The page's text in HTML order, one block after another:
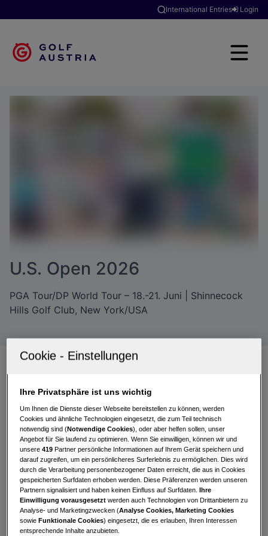
International Entries Login
U.S. Open 2026
PGA Tour/DP World Tour – 18.-21. Juni | Shinnecock
Hills Golf Club, New York/USA
Straka am Wochenende nicht
dabei
Auch dieUS Open 2026 verliefen für Österreichs
Sepp Strakanicht nach Wunsch. Wie bereits im
Vorjahr verpasste der Wiener den Cut, wenn auch
nur denkbar knapp.
In der ersten Rundefand Straka zunächst keinen
Rhythmus und lag nach 13 gespielten Löchern
bereits fünf Schläge über Par. Mit drei Birdies auf
Ihre Privatsphäre ist uns wichtig
Um Ihnen die Dienste dieser Webseite bereitstellen zu können, werden
Cookies und ähnliche Technologien eingesetzt, die zum Teil technisch
notwendig sind (Notwendige Cookies), oder aber helfen sollen, unser
Angebot für Sie laufend zu optimieren. Wenn Sie einwilligen, können wir und
unsere419 Partner persönliche Informationen auf Ihrem Gerät speichern und
darauf zugreifen, um ein persönlicheres Surferlebnis zu ermöglichen. Dies wird
durch die Verarbeitung personenbezogener Daten erreicht, die aus in Cookies
gespeicherten Surfdaten erhoben werden. Diese Präferenzen werden unseren
Partnern signalisiert und haben keinen Einfluss auf Surfdaten.Ihre
Einwilligung vorausgesetzt werden auch Technologien von Drittanbietern zu
Analyse- und Marketingzwecken (Analyse Cookies, Marketing Cookies
sowieFunktionale Cookies) eingesetzt, die es erlauben, Ihren Interessen
entsprechende Inhalte anzubieten.